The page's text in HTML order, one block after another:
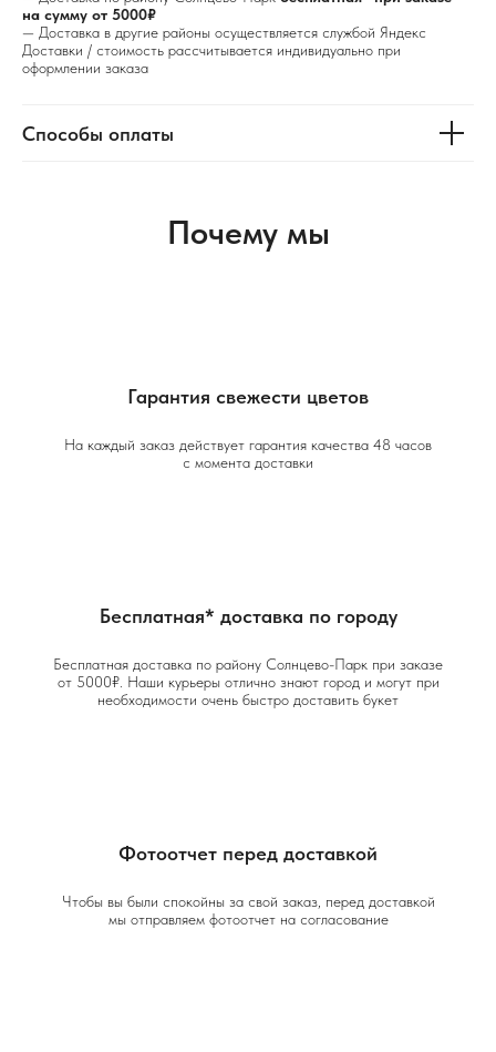
на сумму от 5000₽
— Доставка в другие районы осуществляется службой Яндекс
Доставки / стоимость рассчитывается индивидуально при
оформлении заказа
Способы оплаты
Почему мы
Гарантия свежести цветов
На каждый заказ действует гарантия качества 48 часов
с момента доставки
Бесплатная* доставка по городу
Бесплатная доставка по району Солнцево-Парк при заказе
от 5000₽. Наши курьеры отлично знают город и могут при
необходимости очень быстро доставить букет
Фотоотчет перед доставкой
Чтобы вы были спокойны за свой заказ, перед доставкой
мы отправляем фотоотчет на согласование